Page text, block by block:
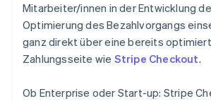
Mitarbeiter/innen in der Entwicklung
Optimierung des Bezahlvorgangs
ganz direkt über eine bereits
Zahlungsseite wie Stripe Checkout.
Ob Enterprise oder Start-up: Stripe